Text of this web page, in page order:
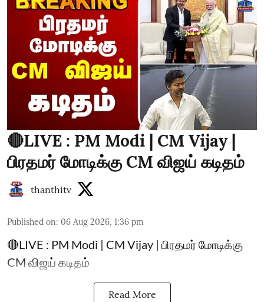
🔴LIVE : PM Modi | CM Vijay |
பிரதமர் மோடிக்கு CM விஜய் கடிதம்
thanthitv
Published on: 06 Aug 2026, 1:36 pm
🔴LIVE : PM Modi | CM Vijay | பிரதமர் மோடிக்கு
CM விஜய் கடிதம்
Read More